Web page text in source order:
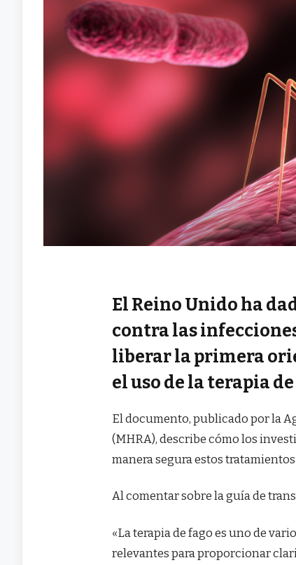
El Reino Unido ha
contra las
liberar la primera
el uso de la terapia
El documento, publicado por la
(MHRA), describe cómo los
manera segura estos
Al comentar sobre la guía de
«La terapia de fago es uno de
relevantes para proporcionar